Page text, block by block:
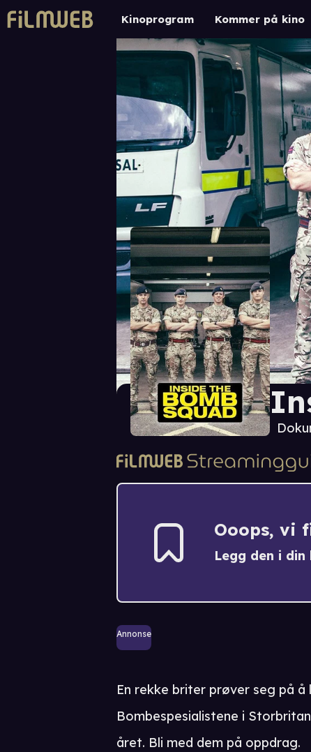
Kinoprogram Kommer på kino
Ooops, vi
Legg den i
Annonse
En rekke briter prøver seg på å
Bombespesialistene i
året. Bli med dem på oppdrag.